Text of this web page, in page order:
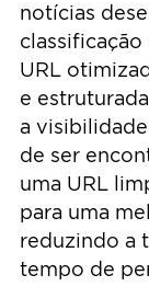
notícias
classificação
URL
e
a
de ser
uma URL
para uma
reduzindo a
tempo de